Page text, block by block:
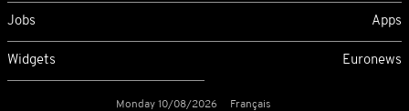
Jobs Apps
Widgets Euronews
Monday 10/08/2026